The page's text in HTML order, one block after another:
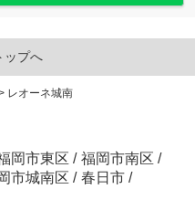
ップへ
レオーネ城南
岡市東区 / 福岡市南区 /
市城南区 / 春日市 /